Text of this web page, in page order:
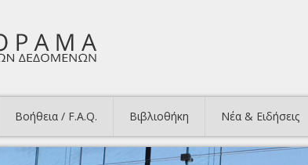
Βοήθεια / F.A.Q. Βιβλιοθήκη Νέα & Ειδήσεις